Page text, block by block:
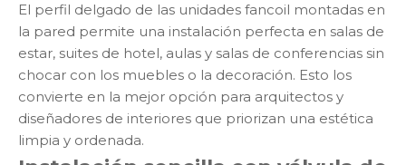
El perfil delgado de las unidades fancoil montadas en
la pared permite una instalación perfecta en salas de
estar, suites de hotel, aulas y salas de conferencias sin
chocar con los muebles o la decoración. Esto los
convierte en la mejor opción para arquitectos y
diseñadores de interiores que priorizan una estética
limpia y ordenada.